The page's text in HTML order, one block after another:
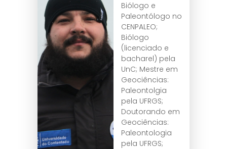
Biólogo e
Paleontólogo no
CENPALEO;
Biólogo
(licenciado e
bacharel) pela
UnC; Mestre em
Geociências:
Paleontolgia
pela UFRGS;
Doutorando em
Geociências:
Paleontologia
pela UFRGS;